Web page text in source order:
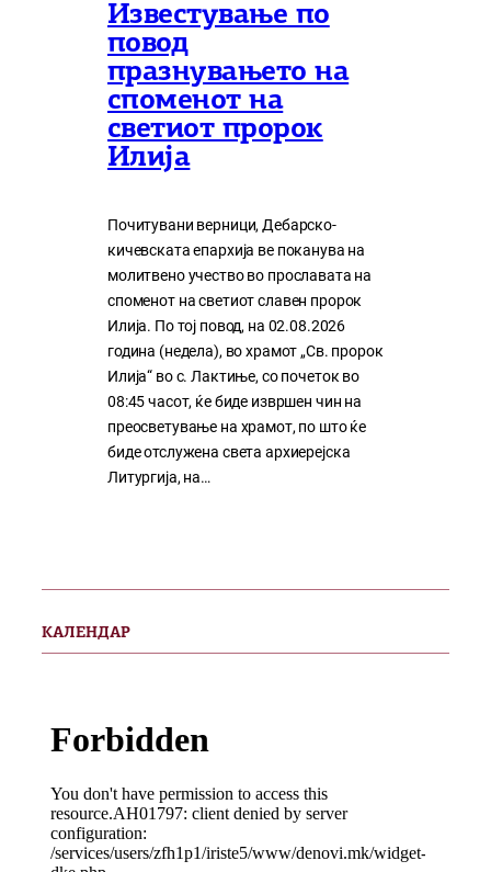
Известување по
повод
празнувањето на
споменот на
светиот пророк
Илија
Почитувани верници, Дебарско-
кичевската епархија ве поканува на
молитвено учество во прославата на
споменот на светиот славен пророк
Илија. По тој повод, на 02.08.2026
година (недела), во храмот „Св. пророк
Илија“ во с. Лактиње, со почеток во
08:45 часот, ќе биде извршен чин на
преосветување на храмот, по што ќе
биде отслужена света архиерејска
Литургија, на…
КАЛЕНДАР